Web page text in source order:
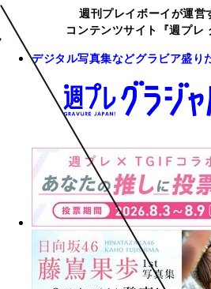
週刊プレイボーイが運営
コンテンツサイト『週プレ
デジタル写真集などグラビア盛り